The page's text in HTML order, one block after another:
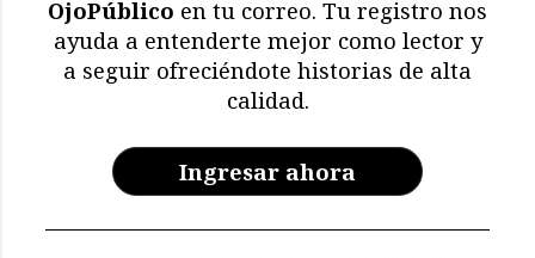
Memoria en riesgo:
restricciones y deterioro
en los archivos de la CVR
OjoPúblico en tu correo. Tu registro nos
ayuda a entenderte mejor como lector y
a seguir ofreciéndote historias de alta
calidad.
Ingresar ahora